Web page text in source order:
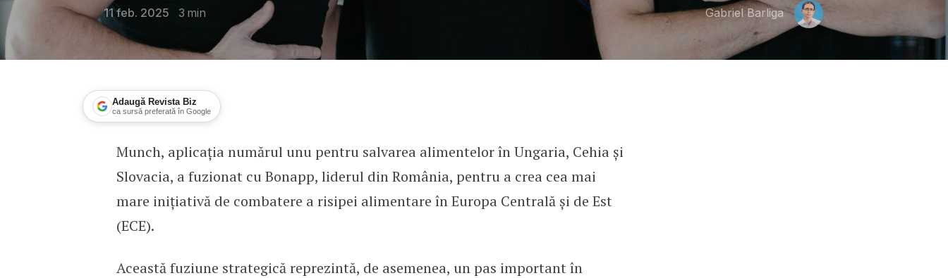
11 feb. 2025 3 min Gabriel Barliga
Adaugă Revista Biz
ca sursă preferată în Google
Munch și Bonapp fuzionează pentru a lupta împotriva risipei alimentare în Europa
Munch, aplicația numărul unu pentru salvarea alimentelor în Ungaria, Cehia și
Slovacia, a fuzionat cu Bonapp, liderul din România, pentru a crea cea mai
mare inițiativă de combatere a risipei alimentare în Europa Centrală și de Est
(ECE).
Această fuziune strategică reprezintă, de asemenea, un pas important în